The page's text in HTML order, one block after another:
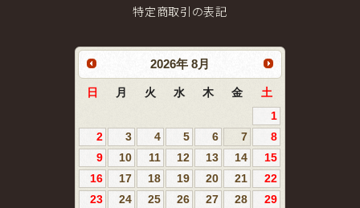
特定商取引の表記
2026年 8月
日 月 火 水 木 金
土
1
2
3 4 5 6 7
8
9
10 11 12 13 14
15
16
17 18 19 20 21
22
23
24 25 26 27 28 29